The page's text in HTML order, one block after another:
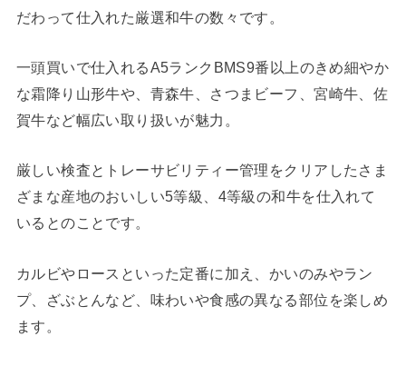
だわって仕入れた厳選和牛の数々です。
一頭買いで仕入れるA5ランクBMS9番以上のきめ細やか
な霜降り山形牛や、青森牛、さつまビーフ、宮崎牛、佐
賀牛など幅広い取り扱いが魅力。
厳しい検査とトレーサビリティー管理をクリアしたさま
ざまな産地のおいしい5等級、4等級の和牛を仕入れて
いるとのことです。
カルビやロースといった定番に加え、かいのみやラン
プ、ざぶとんなど、味わいや食感の異なる部位を楽しめ
ます。